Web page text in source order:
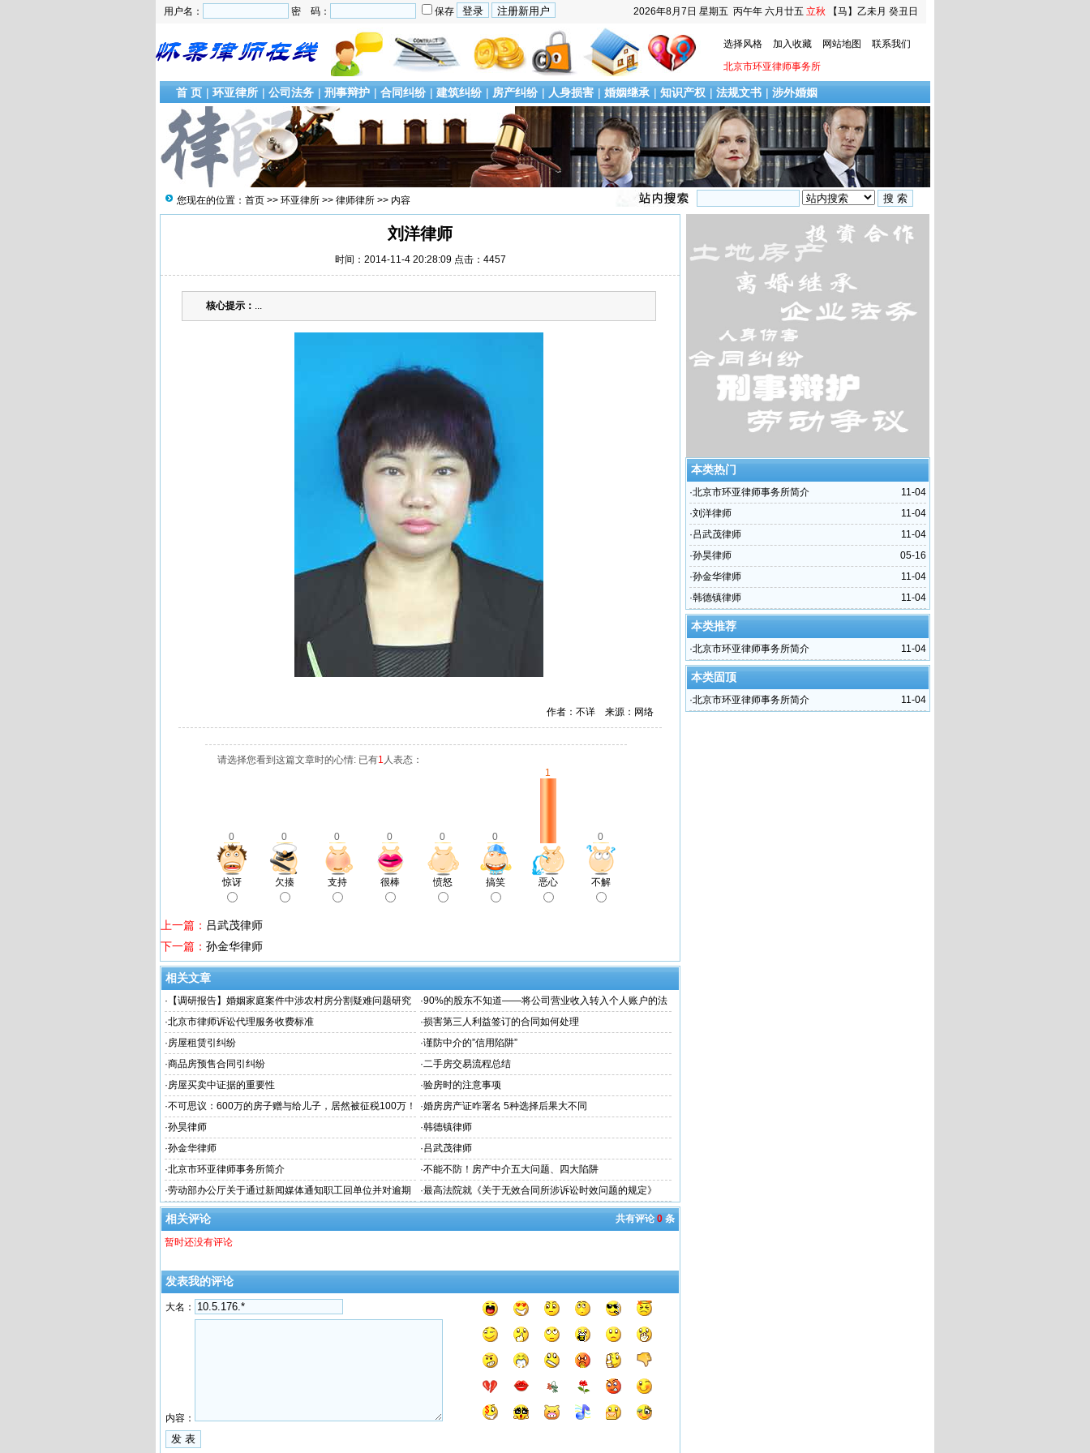
2026年8月7日 星期五 丙午年 六月廿五 立秋 【马】乙未月 癸丑日
用户名： 密 码： 保存
选择风格 加入收藏 网站地图
联系我们
北京市环亚律师事务所
首 页 | 环亚律所 | 公司法务 | 刑事辩护 | 合同纠纷 | 建筑纠纷 | 房产纠纷 | 人身损害 | 婚姻继承 | 知识产权 | 法规文书 | 涉外婚姻
您现在的位置： 首页 >> 环亚律所 >> 律师律所 >> 内容
刘洋律师
时间：2014-11-4 20:28:09 点击：4457
核心提示： ...
作者：不详 来源：网络
请选择您看到这篇文章时的心情: 已有1 人表态：
0 0 0 0 0 0
1
0
惊讶 欠揍 支持 很棒 愤怒 搞笑 恶心 不解
上一篇： 吕武茂律师
下一篇： 孙金华律师
相关文章
· 【调研报告】婚姻家庭案件中涉农村房分割疑难问题研究 ·90%的股东不知道——将公司营业收入转入个人账户的法
律风险！
·北京市律师诉讼代理服务收费标准 ·损害第三人利益签订的合同如何处理
·房屋租赁引纠纷 ·谨防中介的”信用陷阱”
·商品房预售合同引纠纷 ·二手房交易流程总结
·房屋买卖中证据的重要性 ·验房时的注意事项
·不可思议：600万的房子赠与给儿子，居然被征税100万！
将房产“赠与”给子女还不如“卖”给子女？
·婚房房产证咋署名 5种选择后果大不同
·孙昊律师 ·韩德镇律师
·孙金华律师 ·吕武茂律师
·北京市环亚律师事务所简介 ·不能不防！房产中介五大问题、四大陷阱
·劳动部办公厅关于通过新闻媒体通知职工回单位并对逾期
不归者按自动离职或旷工处理问题的复
·最高法院就《关于无效合同所涉诉讼时效问题的规定》
（征求意见稿）
共有评论 0 条
相关评论
暂时还没有评论
发表我的评论
大名：
内容：
本类热门
11-04
·北京市环亚律师事务所简介
11-04
·刘洋律师
11-04
·吕武茂律师
05-16
·孙昊律师
11-04
·孙金华律师
11-04
·韩德镇律师
本类推荐
11-04
·北京市环亚律师事务所简介
本类固顶
11-04
·北京市环亚律师事务所简介